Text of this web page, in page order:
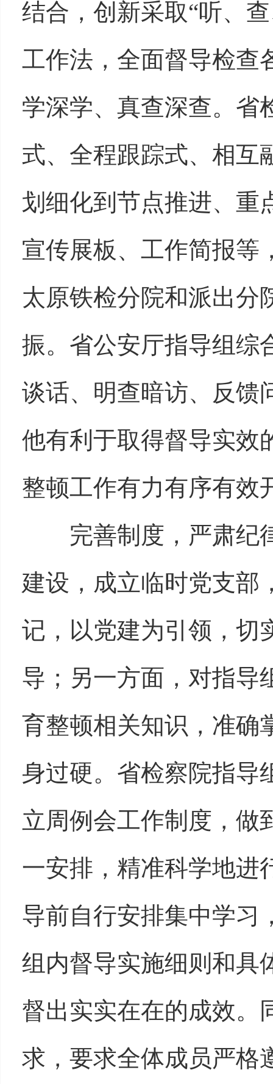
结合，创新采取“听、
工作法，全面督导检查
学深学、真查深查。省
式、全程跟踪式、相互
划细化到节点推进、重
宣传展板、工作简报等
太原铁检分院和派出分
振。省公安厅指导组综
谈话、明查暗访、反馈
他有利于取得督导实效
整顿工作有力有序有效
完善制度，严肃纪
建设，成立临时党支部
记，以党建为引领，切
导；另一方面，对指导
育整顿相关知识，准确
身过硬。省检察院指导
立周例会工作制度，做
一安排，精准科学地进
导前自行安排集中学习
组内督导实施细则和具
督出实实在在的成效。
求，要求全体成员严格